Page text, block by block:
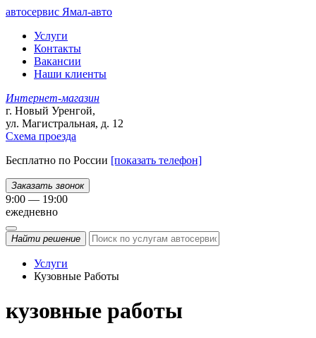
автосервис Ямал-авто
Услуги
Контакты
Вакансии
Наши клиенты
Интернет-магазин
г. Новый Уренгой,
ул. Магистральная, д. 12
Схема проезда
Бесплатно по России [показать телефон]
Заказать звонок
9:00 — 19:00
ежедневно
Найти решение
Услуги
Кузовные Работы
кузовные работы